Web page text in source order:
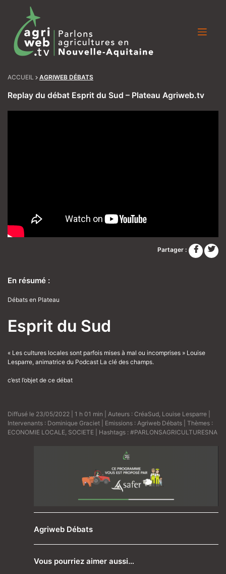
ACCUEIL AGRIWEB DÉBATS
Replay du débat Esprit du Sud – Plateau Agriweb.tv
Partager :
En résumé :
Débats en Plateau
Esprit du Sud
« Les cultures locales sont parfois mises à mal ou incomprises » Louise
Lesparre, animatrice du Podcast La clé des champs.
c’est l’objet de ce débat
Diffusé le 23/05/2022 | 1 h 01 min | Auteurs : CréaSud Louise Lesparre
Intervenants : Dominique Graciet | Emissions : Agriweb Débats | Thèmes :
ECONOMIE LOCALE SOCIETE | Hashtags : #PARLONSAGRICULTURESNA
Agriweb Débats
Vous pourriez aimer aussi…